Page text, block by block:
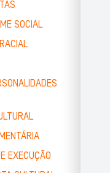
SOCIAL
EXECUÇÃO